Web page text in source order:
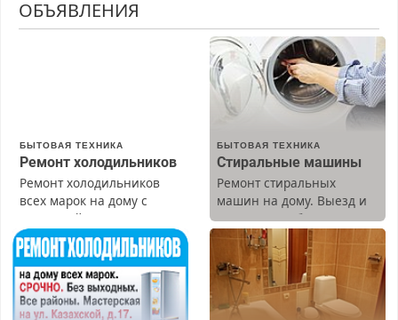
ОБЪЯВЛЕНИЯ
БЫТОВАЯ ТЕХНИКА
Ремонт холодильников
Ремонт холодильников
всех марок на дому с
гарантией. Замена
резины. Качественно.
Недорого. Без выходных.
Все районы. Скидка.
Вызов бесплатный.
БЫТОВАЯ ТЕХНИКА
Стиральные машины
Ремонт стиральных
машин на дому. Выезд и
диагностика бесплатно.
Предусмотрены скидки.